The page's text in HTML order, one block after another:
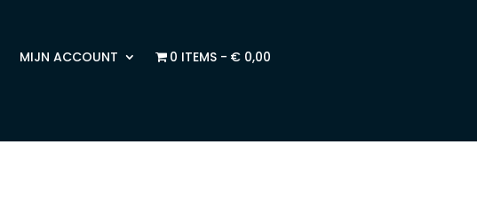
MIJN ACCOUNT 0 ITEMS € 0,00